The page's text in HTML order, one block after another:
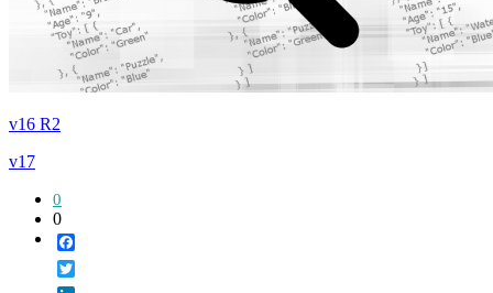
v16 R2
v17
0
0